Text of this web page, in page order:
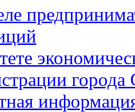
города